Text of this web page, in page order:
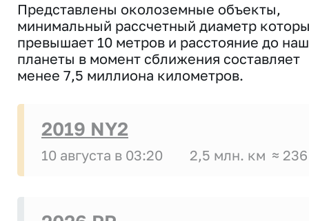
Представлены околоземные объекты,
минимальный рассчетный диаметр
превышает 10 метров и расстояние до
планеты в момент сближения составляет
менее 7,5 миллиона километров.
2019 NY2
10 августа в 03:20 2,5 млн. км ≈